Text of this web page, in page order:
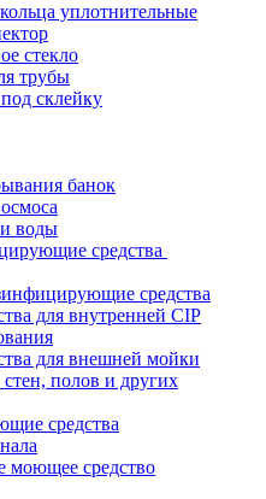
уплотнительные
стекло
трубы
склейку
банок
воды
средства
средства
для внутренней CIP
для внешней мойки
полов и других
средства
моющее средство